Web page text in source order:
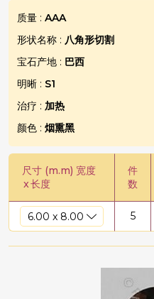
质量 : AAA
形状名称 : 八角形切割
宝石产地 : 巴西
明晰 : S1
治疗 : 加热
颜色 : 烟熏黑
尺寸 (m.m) 宽度
x长度
件
数
5